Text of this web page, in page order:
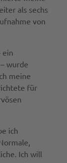
als sechs
von
ein
wurde
meine
für
ich
Ich will